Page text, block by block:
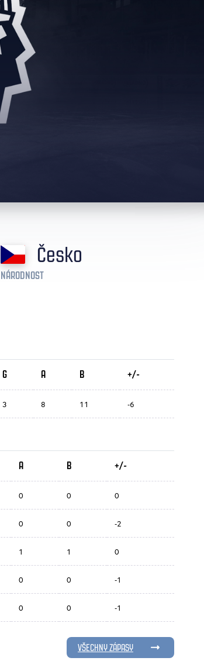
Česko
NÁRODNOST
G A B +/-
3 8 11 -6
A B +/-
0 0 0
0 0 -2
1 1 0
0 0 -1
0 0 -1
VŠECHNY ZÁPASY